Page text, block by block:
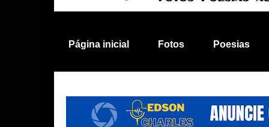
Página inicial Fotos Poesias